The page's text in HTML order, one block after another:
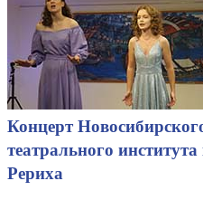
Концерт
театрального
Рериха